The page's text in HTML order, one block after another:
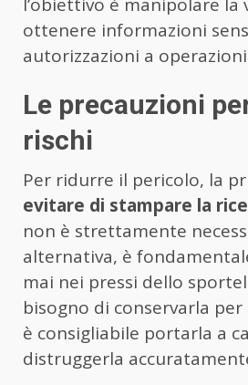
l’obiettivo è manipolare
ottenere informazioni
autorizzazioni a
Le precauzioni
rischi
Per ridurre il pericolo, la
evitare di stampare la
non è strettamente
alternativa, è
mai nei pressi dello
bisogno di conservarla
è consigliabile portarla a
distruggerla